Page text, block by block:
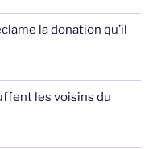
la donation qu’il
les voisins du